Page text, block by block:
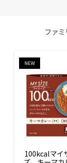
ファ
NEW
100kcalマイ